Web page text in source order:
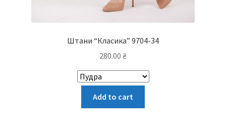
Штани “Класика” 9704-34
280.00 ₴
Add to cart